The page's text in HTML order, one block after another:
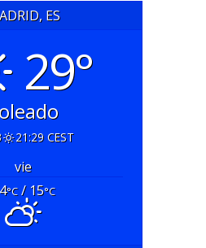
ES
29°
21:29 CEST
vie
°C/ 15°C